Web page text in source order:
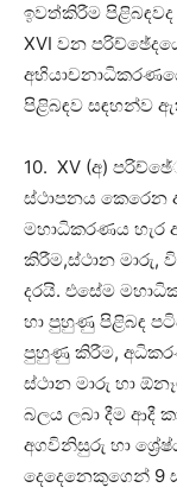
ඉවත්කිරීම
XVI වන
පිළිබඳව සඳහන්ව
10. XV (අ)
ස්ථාපනය කෙරෙන
මහාධිකරණය හැර
කිරීම,ස්ථාන මාරු,
දරයි. එසේම
හා පුහුණු පිළිබඳ
පුහුණු කිරීම,
ස්ථාන මාරු හා
බලය ලබා දීම ආදී
අගවිනිසුරු හා
දෙදෙනෙකුගෙන් 9